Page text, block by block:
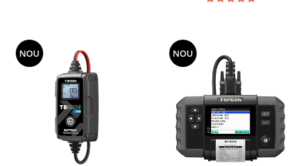
NOU NOU